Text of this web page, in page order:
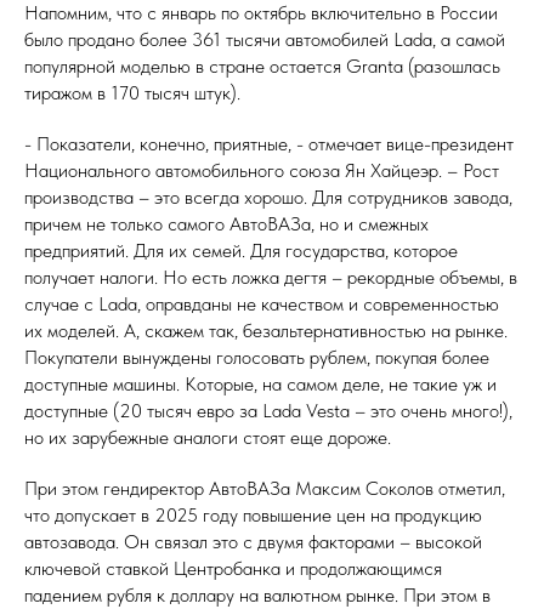
Напомним, что с январь по октябрь включительно в России
было продано более 361 тысячи автомобилей Lada, а самой
популярной моделью в стране остается Granta (разошлась
тиражом в 170 тысяч штук).
- Показатели, конечно, приятные, - отмечает вице-президент
Национального автомобильного союза Ян Хайцеэр. – Рост
производства – это всегда хорошо. Для сотрудников завода,
причем не только самого АвтоВАЗа, но и смежных
предприятий. Для их семей. Для государства, которое
получает налоги. Но есть ложка дегтя – рекордные объемы, в
случае с Lada, оправданы не качеством и современностью
их моделей. А, скажем так, безальтернативностью на рынке.
Покупатели вынуждены голосовать рублем, покупая более
доступные машины. Которые, на самом деле, не такие уж и
доступные (20 тысяч евро за Lada Vesta – это очень много!),
но их зарубежные аналоги стоят еще дороже.
При этом гендиректор АвтоВАЗа Максим Соколов отметил,
что допускает в 2025 году повышение цен на продукцию
автозавода. Он связал это с двумя факторами – высокой
ключевой ставкой Центробанка и продолжающимся
падением рубля к доллару на валютном рынке. При этом в